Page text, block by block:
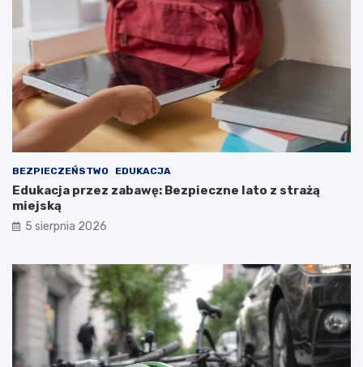
BEZPIECZEŃSTWO EDUKACJA
Edukacja przez zabawę: Bezpieczne lato z strażą
miejską
5 sierpnia 2026